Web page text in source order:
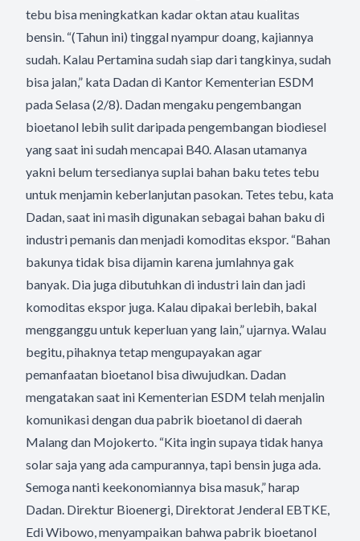
tebu bisa meningkatkan kadar oktan atau kualitas
bensin. “(Tahun ini) tinggal nyampur doang, kajiannya
sudah. Kalau Pertamina sudah siap dari tangkinya, sudah
bisa jalan,” kata Dadan di Kantor Kementerian ESDM
pada Selasa (2/8). Dadan mengaku pengembangan
bioetanol lebih sulit daripada pengembangan biodiesel
yang saat ini sudah mencapai B40. Alasan utamanya
yakni belum tersedianya suplai bahan baku tetes tebu
untuk menjamin keberlanjutan pasokan. Tetes tebu, kata
Dadan, saat ini masih digunakan sebagai bahan baku di
industri pemanis dan menjadi komoditas ekspor. “Bahan
bakunya tidak bisa dijamin karena jumlahnya gak
banyak. Dia juga dibutuhkan di industri lain dan jadi
komoditas ekspor juga. Kalau dipakai berlebih, bakal
mengganggu untuk keperluan yang lain,” ujarnya. Walau
begitu, pihaknya tetap mengupayakan agar
pemanfaatan bioetanol bisa diwujudkan. Dadan
mengatakan saat ini Kementerian ESDM telah menjalin
komunikasi dengan dua pabrik bioetanol di daerah
Malang dan Mojokerto. “Kita ingin supaya tidak hanya
solar saja yang ada campurannya, tapi bensin juga ada.
Semoga nanti keekonomiannya bisa masuk,” harap
Dadan. Direktur Bioenergi, Direktorat Jenderal EBTKE,
Edi Wibowo, menyampaikan bahwa pabrik bioetanol